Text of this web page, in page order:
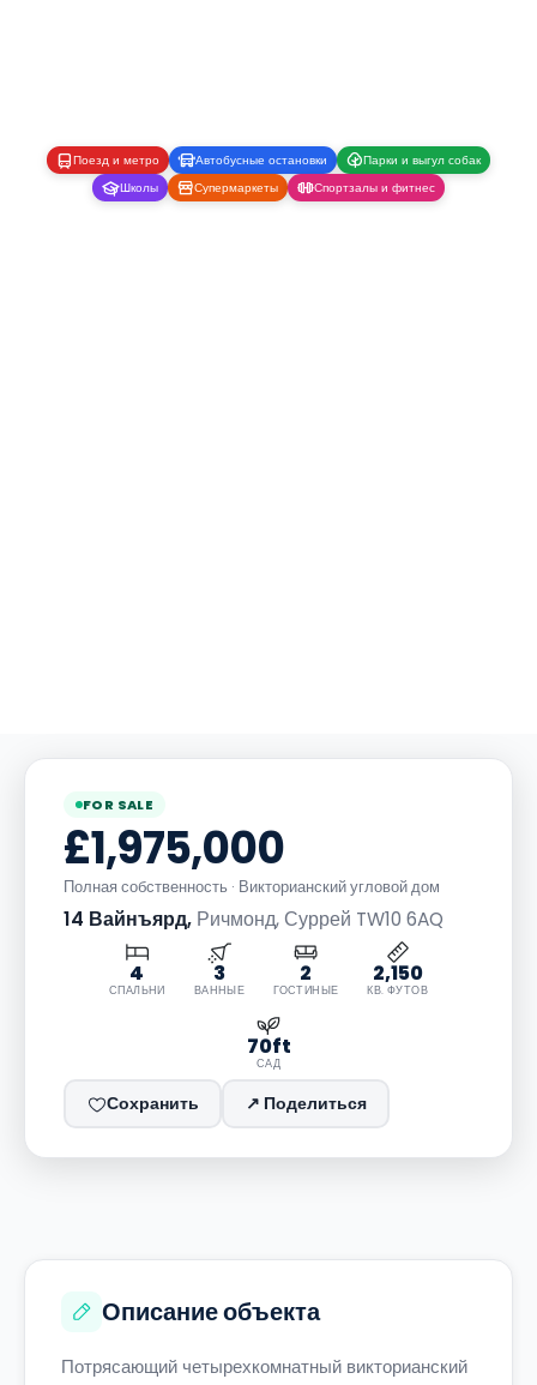
Поезд и метро Автобусные остановки
Парки и выгул собак
Школы
Супермаркеты Спортзалы и фитнес
FOR SALE
£1,975,000
Полная собственность · Викторианский угловой дом
14 Вайнъярд, Ричмонд, Суррей TW10 6AQ
4
СПАЛЬНИ
3
ВАННЫЕ
2
ГОСТИНЫЕ
2,150
КВ. ФУТОВ
70ft
САД
Сохранить ↗ Поделиться
Описание объекта
Потрясающий четырехкомнатный викторианский